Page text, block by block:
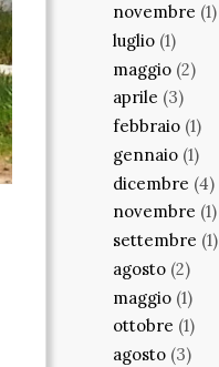
novembre (1)
luglio (1)
maggio (2)
aprile (3)
febbraio (1)
gennaio (1)
dicembre (4)
novembre (1)
settembre (1)
agosto (2)
maggio (1)
ottobre (1)
agosto (3)